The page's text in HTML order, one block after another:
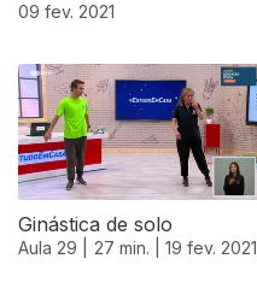
09 fev. 2021
Ginástica de solo
Aula 29 | 27 min. | 19 fev. 2021